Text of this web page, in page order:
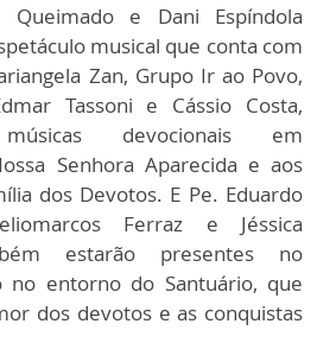
Queimado e Dani Espíndola
musical que conta com
Zan, Grupo Ir ao Povo,
Tassoni e Cássio Costa,
devocionais em
Senhora Aparecida e aos
dos Devotos. E Pe. Eduardo
Ferraz e Jéssica
estarão presentes no
no entorno do Santuário, que
dos devotos e as conquistas